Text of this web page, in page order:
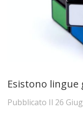
Esistono lingue
Pubblicato Il 26